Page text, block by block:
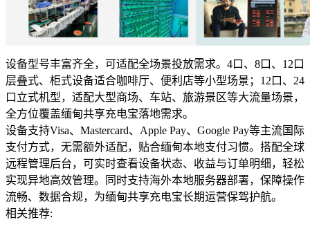
设备型号丰富齐全，可适配全场景投放需求。4口、8口、12口
层叠式、柜式设备适合咖啡厅、便利店等小型场景；12口、24
口立式机型，适配大型商场、车站、旅游景区等大流量场景，
全方位覆盖缅甸共享充电宝落地需求。
设备支持Visa、Mastercard、Apple Pay、Google Pay等主流国际
支付方式，无需额外适配，贴合缅甸本地支付习惯。搭配全球
远程管理后台，可实时查看设备状态、收益与订单明细，轻松
实现异地高效管理。同时支持海外本地服务器部署，保障操作
流畅、数据合规，为缅甸共享充电宝长期运营保驾护航。
相关推荐: